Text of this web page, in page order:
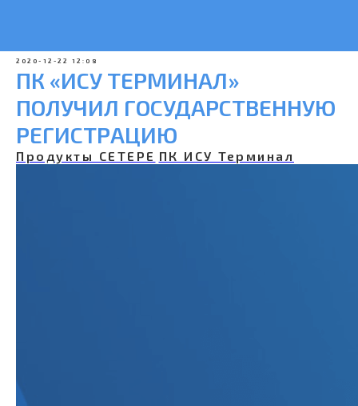
2020-12-22 12:08
ПК «ИСУ ТЕРМИНАЛ»
ПОЛУЧИЛ ГОСУДАРСТВЕННУЮ
РЕГИСТРАЦИЮ
Продукты СЕТЕРЕ ПК ИСУ Терминал